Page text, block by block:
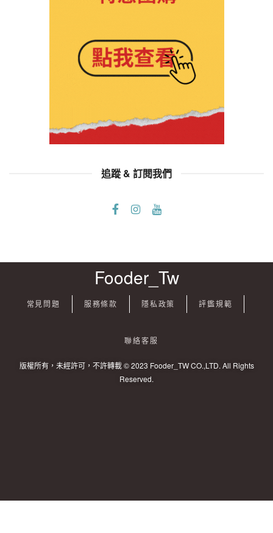
追蹤 & 訂閱我們
Fooder_Tw
常見問題 服務條款 隱私政策 評鑑規範
聯絡客服
版權所有，未經許可，不許轉載 © 2023 Fooder_TW CO.,LTD. All Rights
Reserved.